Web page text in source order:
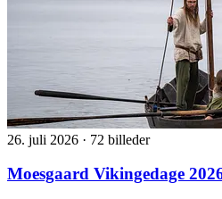
26. juli 2026 · 72 billeder
Moesgaard Vikingedage